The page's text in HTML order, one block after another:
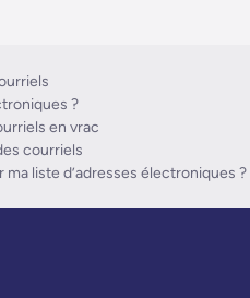
?
en vrac
courriels
liste d’adresses électroniques ?